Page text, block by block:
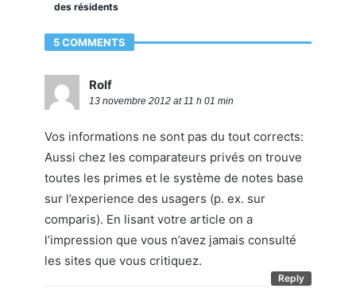
des résidents
5 COMMENTS
Rolf
13 novembre 2012 at 11 h 01 min
Vos informations ne sont pas du tout corrects:
Aussi chez les comparateurs privés on trouve
toutes les primes et le système de notes base
sur l’experience des usagers (p. ex. sur
comparis). En lisant votre article on a
l’impression que vous n’avez jamais consulté
les sites que vous critiquez.
Reply